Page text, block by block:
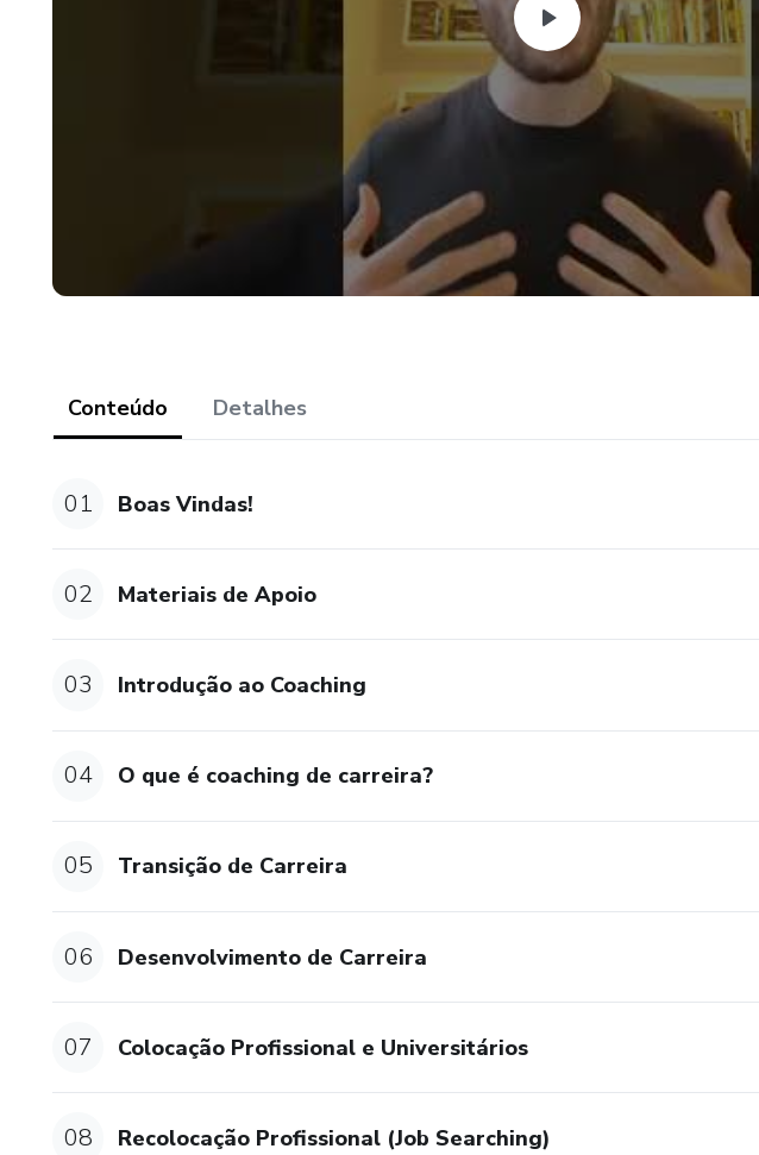
Conteúdo Detalhes
01 Boas Vindas!
02 Materiais de Apoio
03 Introdução ao Coaching
04 O que é coaching de carreira?
05 Transição de Carreira
06 Desenvolvimento de Carreira
07 Colocação Profissional e Universitários
08 Recolocação Profissional (Job Searching)